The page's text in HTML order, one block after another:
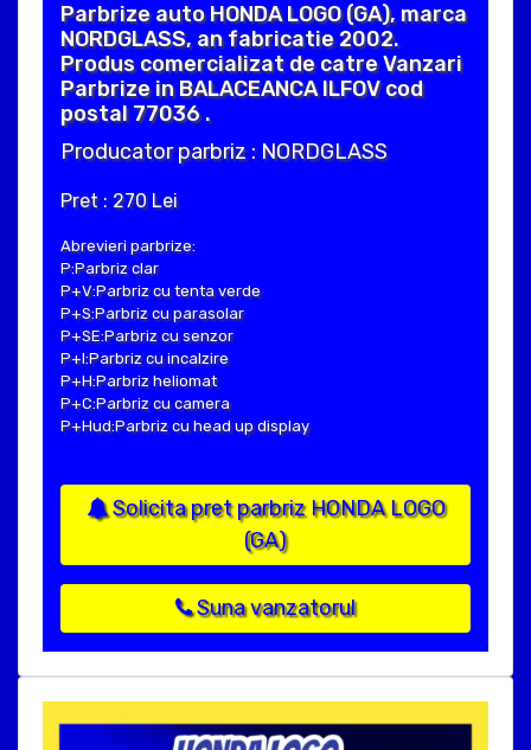
Parbrize auto HONDA LOGO (GA), marca
NORDGLASS, an fabricatie 2002.
Produs comercializat de catre Vanzari
Parbrize in BALACEANCA ILFOV cod
postal 77036 .
Producator parbriz : NORDGLASS
Pret : 270 Lei
Abrevieri parbrize:
P:Parbriz clar
P+V:Parbriz cu tenta verde
P+S:Parbriz cu parasolar
P+SE:Parbriz cu senzor
P+I:Parbriz cu incalzire
P+H:Parbriz heliomat
P+C:Parbriz cu camera
P+Hud:Parbriz cu head up display
Solicita pret parbriz HONDA LOGO
(GA)
Suna vanzatorul